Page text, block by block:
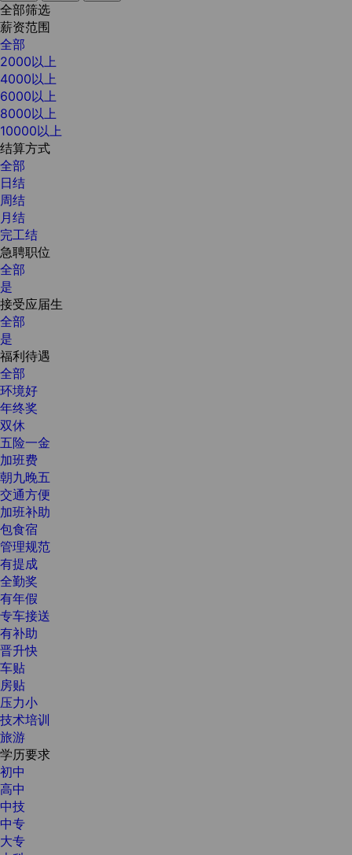
全部筛选
薪资范围
全部
2000以上
4000以上
6000以上
8000以上
10000以上
结算方式
全部
日结
周结
月结
完工结
急聘职位
全部
是
接受应届生
全部
是
福利待遇
全部
环境好
年终奖
双休
五险一金
加班费
朝九晚五
交通方便
加班补助
包食宿
管理规范
有提成
全勤奖
有年假
专车接送
有补助
晋升快
车贴
房贴
压力小
技术培训
旅游
学历要求
初中
高中
中技
中专
大专